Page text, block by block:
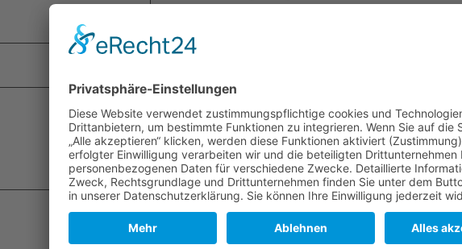
22. Mai: Die Loge mietet Räume im Hause des Syndikus
26. Januar. Die Loge mietet Räume im Hause des Br.
Kreitz am Altenbrücker Ziegelhof. Das Haus ist später im
Besitz der jüdischen Familie Heinemann. Marcus
Heinemann war der Vorsteher der jüdischen Gemeinde
in Lüneburg.
10. Juli: Nach Eingliederung des Königreichs Hannover
in das Land Preußen Affiliation der Loge in die “Große
Loge von Preußen Royal York, genannt zur